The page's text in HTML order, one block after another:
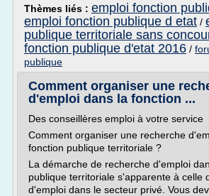
Thèmes liés : emploi fonction
emploi fonction publique d etat /
publique territoriale sans
fonction publique d'etat 2016 /
publique
Comment organiser une
d'emploi dans la fonction ...
Des conseillères emploi à votre service
Comment organiser une recherche
fonction publique territoriale ?
La démarche de recherche d'emploi
publique territoriale s'apparente à celle
d'emploi dans le secteur privé. Vous